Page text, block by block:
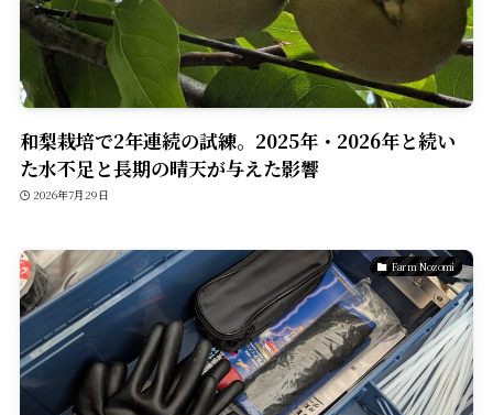
和梨栽培で2年連続の試練。2025年・2026年と続い
た水不足と長期の晴天が与えた影響
2026年7月29日
Farm Nozomi